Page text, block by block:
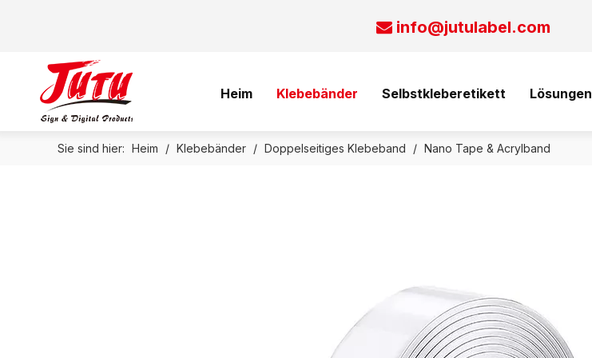
 info@jutulabel.com
Heim Klebebänder Selbstkleberetikett Lösungen
Sie sind hier: Heim / Klebebänder / Doppelseitiges Klebeband / Nano Tape & Acrylband